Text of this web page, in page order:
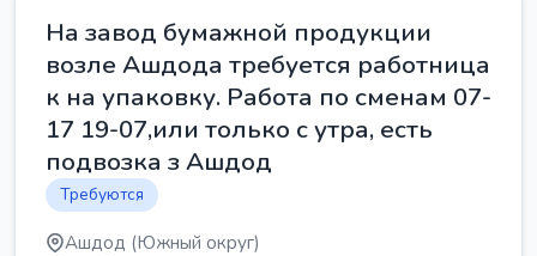
На завод бумажной продукции
возле Ашдода требуется работница
к на упаковку. Работа по сменам 07-
17 19-07,или только с утра, есть
подвозка з Ашдод
Требуются
Ашдод (Южный округ)